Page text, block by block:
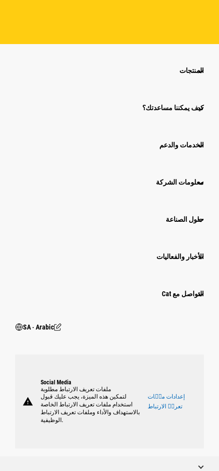
المنتجات
كيف يمكننا مساعدتك؟
الخدمات والدعم
معلومات الشركة
حلول الصناعة
الأخبار والفعاليات
التواصل مع Cat
SA ‧ Arabic
warning
Social Media
ملفات تعريف الارتباط مطلوبة
لتمكين هذه الميزة، يجب عليك قبول
استخدام ملفات تعريف الارتباط الخاصة
بالاستهداف والأداء وملفات تعريف الارتباط
الوظيفية.
إعدادات ملٝات
تعريٝ الارتباط